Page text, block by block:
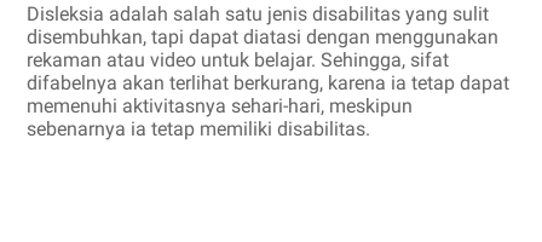
Disleksia adalah salah satu jenis disabilitas yang sulit
disembuhkan, tapi dapat diatasi dengan menggunakan
rekaman atau video untuk belajar. Sehingga, sifat
difabelnya akan terlihat berkurang, karena ia tetap dapat
memenuhi aktivitasnya sehari-hari, meskipun
sebenarnya ia tetap memiliki disabilitas.